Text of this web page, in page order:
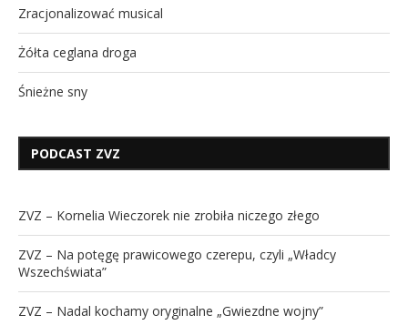
Zracjonalizować musical
Żółta ceglana droga
Śnieżne sny
PODCAST ZVZ
ZVZ – Kornelia Wieczorek nie zrobiła niczego złego
ZVZ – Na potęgę prawicowego czerepu, czyli „Władcy
Wszechświata”
ZVZ – Nadal kochamy oryginalne „Gwiezdne wojny”